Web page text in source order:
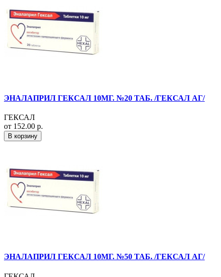
ЭНАЛАПРИЛ ГЕКСАЛ 10МГ. №20 ТАБ. /ГЕКСАЛ АГ/
ГЕКСАЛ
от 152.00 р.
В корзину
ЭНАЛАПРИЛ ГЕКСАЛ 10МГ. №50 ТАБ. /ГЕКСАЛ АГ/